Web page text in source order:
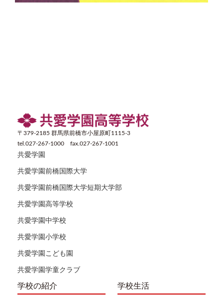
〒379-2185 群馬県前橋市小屋原町1115-3
tel.027-267-1000 fax.027-267-1001
共愛学園
共愛学園前橋国際大学
共愛学園前橋国際大学短期大学部
共愛学園高等学校
共愛学園中学校
共愛学園小学校
共愛学園こども園
共愛学園学童クラブ
学校の紹介 学校生活